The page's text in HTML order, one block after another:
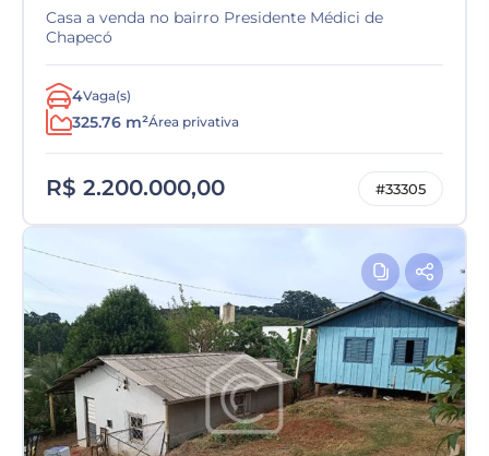
Casa a venda no bairro Presidente Médici de
Chapecó
4Vaga(s)
325.76 m²Área privativa
R$ 2.200.000,00 #33305